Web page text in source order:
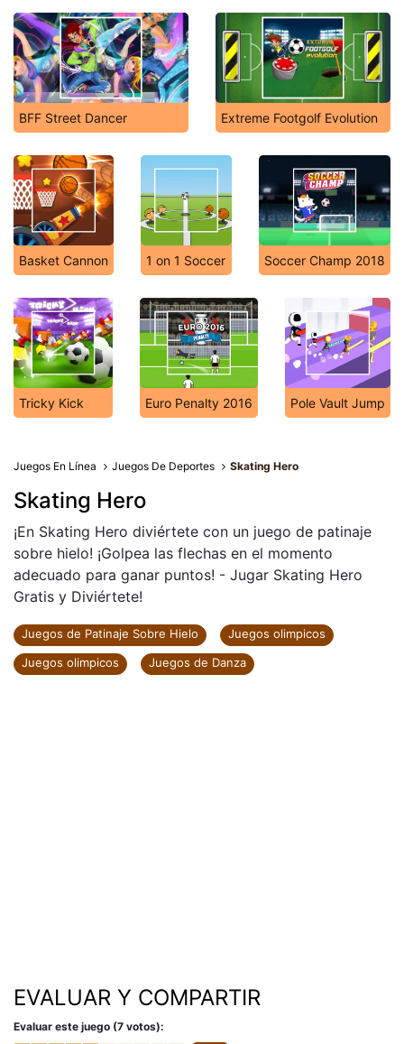
BFF Street Dancer Extreme Footgolf Evolution
Basket Cannon 1 on 1 Soccer Soccer Champ 2018
Tricky Kick Euro Penalty 2016 Pole Vault Jump
Juegos En Línea Juegos De Deportes Skating Hero
Skating Hero
¡En Skating Hero diviértete con un juego de patinaje
sobre hielo! ¡Golpea las flechas en el momento
adecuado para ganar puntos! - Jugar Skating Hero
Gratis y Diviértete!
Juegos de Patinaje Sobre Hielo
Juegos olimpicos
Juegos olimpicos
Juegos de Danza
EVALUAR Y COMPARTIR
Evaluar este juego (7 votos):